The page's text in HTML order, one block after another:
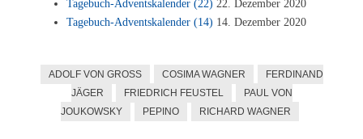
Ta­ge­buch-Ad­vents­ka­len­der (22) 22. De­zem­ber 2020
Ta­ge­buch-Ad­vents­ka­len­der (14) 14. De­zem­ber 2020
ADOLF VON GROSS COSIMA WAGNER
FERDINAND
JÄGER
FRIEDRICH FEUSTEL
PAUL VON
JOUKOWSKY
PEPINO RICHARD WAGNER